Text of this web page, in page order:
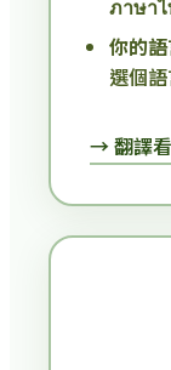
你的
選個
→ 翻譯